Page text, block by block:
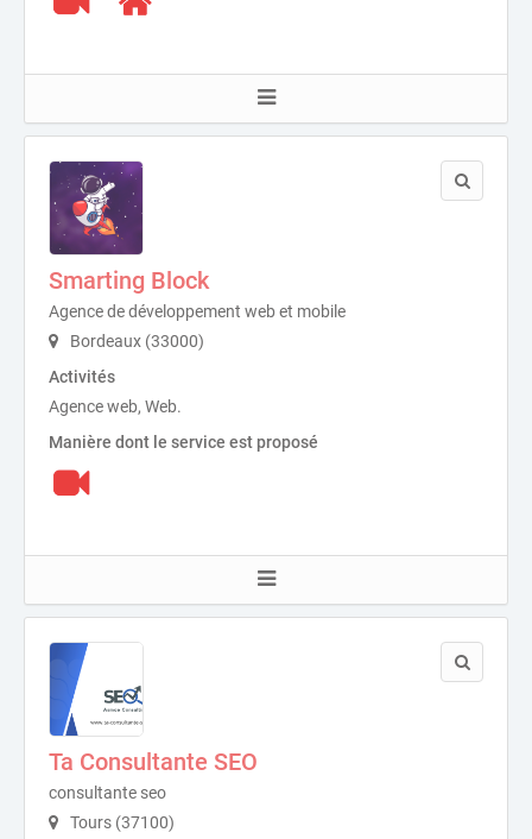
Smarting Block
Agence de développement web et mobile
Bordeaux (33000)
Activités
Agence web, Web.
Manière dont le service est proposé
Ta Consultante SEO
consultante seo
Tours (37100)